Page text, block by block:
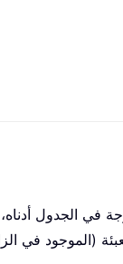
في الجدول